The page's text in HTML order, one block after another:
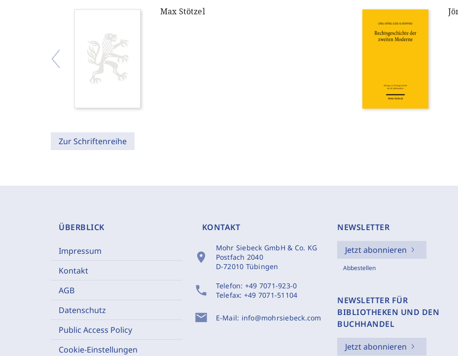
Max Stötzel
Zur Schriftenreihe
ÜBERBLICK
Impressum
Kontakt
AGB
Datenschutz
Public Access Policy
Cookie-Einstellungen
KONTAKT
location_on
Mohr Siebeck GmbH & Co. KG
Postfach 2040
D-72010 Tübingen
phone Telefon: +49 7071-923-0
Telefax: +49 7071-51104
mail E-Mail: info@mohrsiebeck.com
NEWSLETTER
Jetzt abonnieren
Abbestellen
NEWSLETTER FÜR
BIBLIOTHEKEN UND DEN
BUCHHANDEL
Jetzt abonnieren